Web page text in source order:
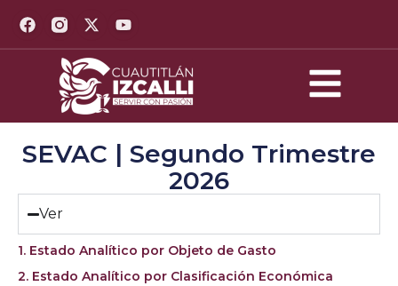
SEVAC | Segundo Trimestre
2026
Ver
1. Estado Analítico por Objeto de Gasto
2. Estado Analítico por Clasificación Económica